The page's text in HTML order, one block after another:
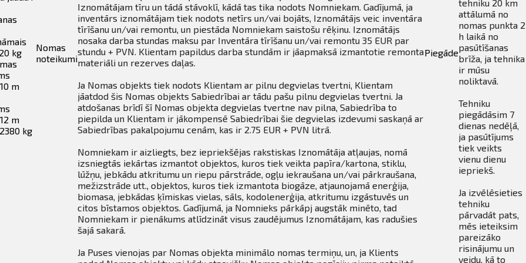
kg
m
m
kg
Nomas
noteikumi
Iznomātājam tīru un tādā stāvoklī, kādā tas tika nodots Nomniekam. Gadījumā, ja
inventārs iznomātājam tiek nodots netīrs un/vai bojāts, Iznomātājs veic inventāra
tīrīšanu un/vai remontu, un piestāda Nomniekam saistošu rēķinu. Iznomātājs
nosaka darba stundas maksu par Inventāra tīrīšanu un/vai remontu 35 EUR par
stundu + PVN. Klientam papildus darba stundām ir jāapmaksā izmantotie remonta
materiāli un rezerves daļas.
Ja Nomas objekts tiek nodots Klientam ar pilnu degvielas tvertni, Klientam
jāatdod šis Nomas objekts Sabiedrībai ar tādu pašu pilnu degvielas tvertni. Ja
atdošanas brīdī šī Nomas objekta degvielas tvertne nav pilna, Sabiedrība to
piepilda un Klientam ir jākompensē Sabiedrībai šie degvielas izdevumi saskaņā ar
Sabiedrības pakalpojumu cenām, kas ir 2.75 EUR + PVN litrā.
Nomniekam ir aizliegts, bez iepriekšējas rakstiskas Iznomātāja atļaujas, nomā
izsniegtās iekārtas izmantot objektos, kuros tiek veikta papīra/kartona, stiklu,
lūžņu, jebkādu atkritumu un riepu pārstrāde, ogļu iekraušana un/vai pārkraušana,
mežizstrāde utt., objektos, kuros tiek izmantota biogāze, atjaunojamā enerģija,
biomasa, jebkādas ķīmiskas vielas, sāls, kodolenerģija, atkritumu izgāstuvēs un
citos bīstamos objektos. Gadījumā, ja Nomnieks pārkāpj augstāk minēto, tad
Nomniekam ir pienākums atlīdzināt visus zaudējumus Iznomātājam, kas radušies
šajā sakarā.
Ja Puses vienojas par Nomas objekta minimālo nomas termiņu, un, ja Klients
Piegāde
tehniku 20 km
attālumā no
nomas punkta 2
h laikā no
pasūtīšanas
brīža, ja tehnika
ir mūsu
noliktavā.
Tehniku
piegādāsim 7
dienas nedēļā,
ja pasūtījums
tiek veikts
vienu dienu
iepriekš.
Ja izvēlēsieties
tehniku
pārvadāt pats,
mēs ieteiksim
pareizāko
risinājumu un
veidu, kā to